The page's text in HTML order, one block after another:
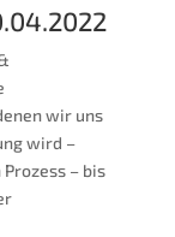
wir uns
wird –
– bis